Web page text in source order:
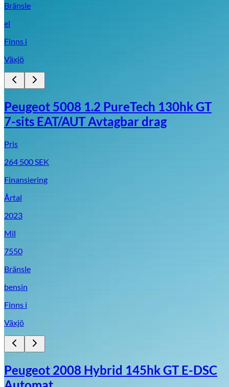
Bränsle
el
Finns i
Växjö
Peugeot 5008 1.2 PureTech 130hk GT
7-sits EAT/AUT Avtagbar drag
Pris
264 500SEK
Finansiering
Årtal
2023
Mil
7550
Bränsle
bensin
Finns i
Växjö
Peugeot 2008 Hybrid 145hk GT E-DSC